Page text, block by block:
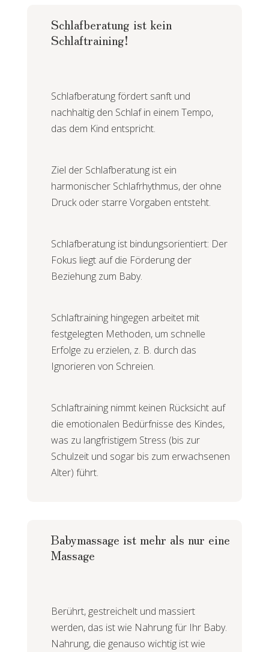
Schlafberatung ist kein
Schlaftraining!
Schlafberatung fördert sanft und
nachhaltig den Schlaf in einem Tempo,
das dem Kind entspricht.
Ziel der Schlafberatung ist ein
harmonischer Schlafrhythmus, der ohne
Druck oder starre Vorgaben entsteht.
Schlafberatung ist bindungsorientiert: Der
Fokus liegt auf die Förderung der
Beziehung zum Baby.
Schlaftraining hingegen arbeitet mit
festgelegten Methoden, um schnelle
Erfolge zu erzielen, z. B. durch das
Ignorieren von Schreien.
Schlaftraining nimmt keinen Rücksicht auf
die emotionalen Bedürfnisse des Kindes,
was zu langfristigem Stress (bis zur
Schulzeit und sogar bis zum erwachsenen
Alter) führt.
Babymassage ist mehr als nur eine
Massage
Berührt, gestreichelt und massiert
werden, das ist wie Nahrung für Ihr Baby.
Nahrung, die genauso wichtig ist wie